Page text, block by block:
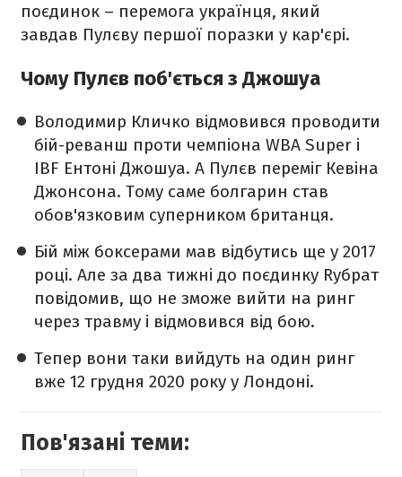
поєдинок – перемога українця, який
завдав Пулєву першої поразки у кар'єрі.
Чому Пулєв поб'ється з Джошуа
Володимир Кличко відмовився проводити
бій-реванш проти чемпіона WBA Super і
IBF Ентоні Джошуа. А Пулєв переміг Кевіна
Джонсона. Тому саме болгарин став
обов'язковим суперником британця.
Бій між боксерами мав відбутись ще у 2017
році. Але за два тижні до поєдинку Rубрат
повідомив, що не зможе вийти на ринг
через травму і відмовився від бою.
Тепер вони таки вийдуть на один ринг
вже 12 грудня 2020 року у Лондоні.
Пов'язані теми: